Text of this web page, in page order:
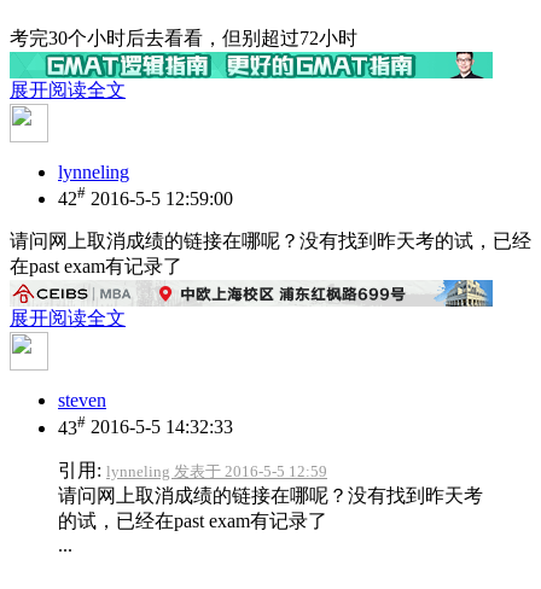
考完30个小时后去看看，但别超过72小时
展开阅读全文
lynneling
42# 2016-5-5 12:59:00
请问网上取消成绩的链接在哪呢？没有找到 昨天考的试，已经
在past exam有记录了
展开阅读全文
steven
43# 2016-5-5 14:32:33
引用: lynneling 发表于 2016-5-5 12:59
请问网上取消成绩的链接在哪呢？没有找到昨天考
的试，已经在past exam有记录了
...